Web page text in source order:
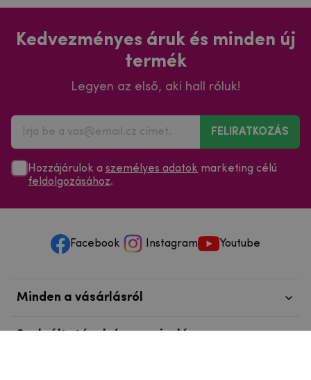
Kedvezményes áruk és minden új
termék
Legyen az első, aki hall róluk!
FELIRATKOZÁS
Hozzájárulok a személyes adatok marketing célú
feldolgozásához.
Facebook Instagram Youtube
Minden a vásárlásról